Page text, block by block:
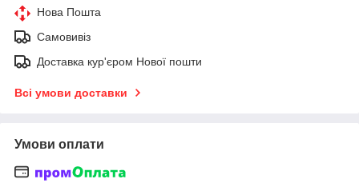
Нова Пошта
Самовивіз
Доставка кур'єром Нової пошти
Всі умови доставки
Умови оплати